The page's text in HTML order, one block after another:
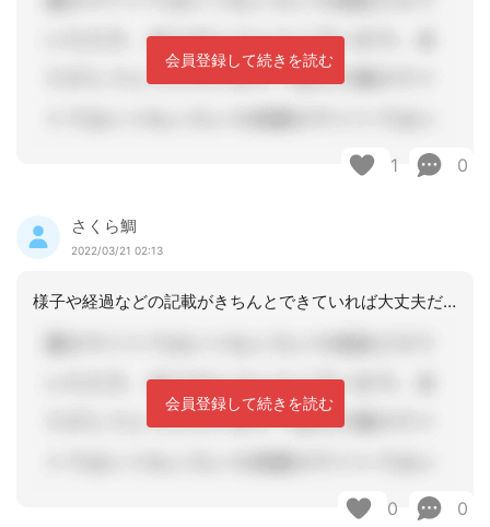
会員登録して続きを読む
1 0
さくら鯛
2022/03/21 02:13
様子や経過などの記載がきちんとできていれば大丈夫だと思います。
会員登録して続きを読む
0 0